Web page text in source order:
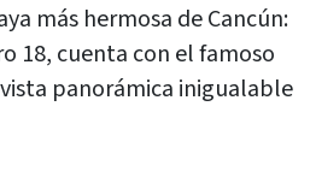
más hermosa de Cancún:
18, cuenta con el famoso
panorámica inigualable